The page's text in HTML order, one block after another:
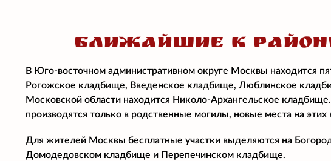
БЛИЖАЙШИЕ К
В Юго-восточном административном округе Москвы находится
Рогожское кладбище, Введенское кладбище, Люблинское
Московской области находится Николо-Архангельское
производятся только в родственные могилы, новые места на
Для жителей Москвы бесплатные участки выделяются на
Домодедовском кладбище и Перепечинском кладбище.